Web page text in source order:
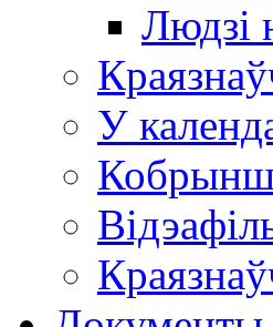
Людзі
У